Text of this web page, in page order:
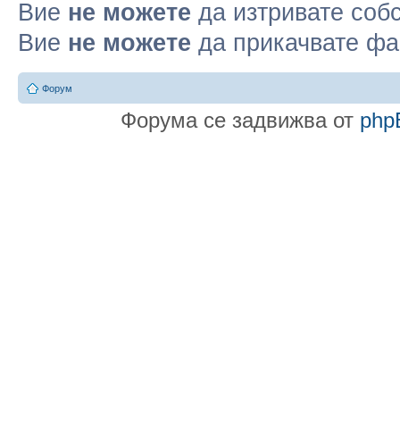
Вие не можете да изтривате
Вие не можете да прикачвате
Форум
Форума се задвижва от